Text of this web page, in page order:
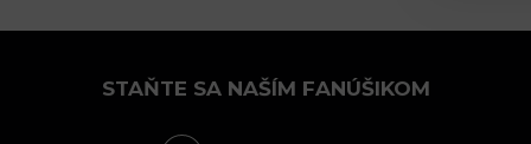
STAŇTE SA NAŠÍM FANÚŠIKOM